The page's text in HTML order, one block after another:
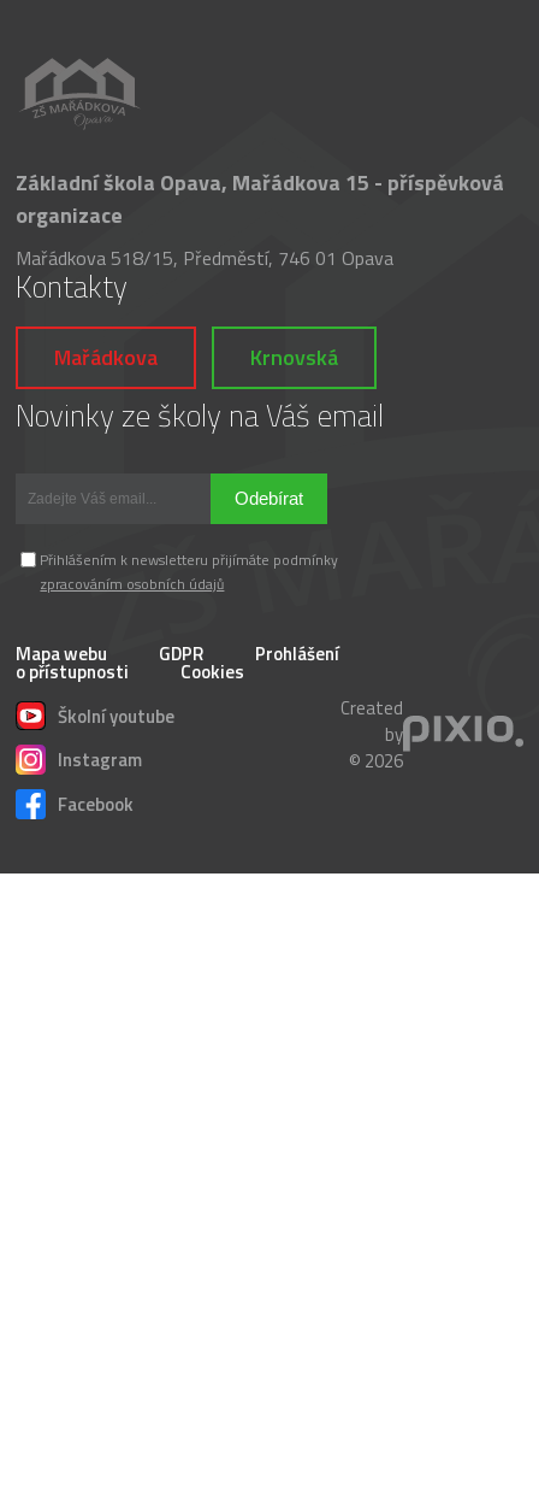
Základní škola Opava, Mařádkova 15 - příspěvková
organizace
Mařádkova 518/15, Předměstí, 746 01 Opava
Kontakty
Mařádkova Krnovská
Novinky ze školy na Váš email
Odebírat
Přihlášením k newsletteru přijímáte podmínky
zpracováním osobních údajů
Mapa webu GDPR Prohlášení
o přístupnosti
Cookies
Školní youtube
Instagram
Facebook
Created
by
© 2026